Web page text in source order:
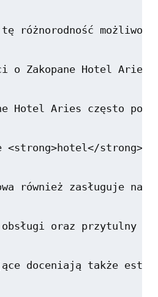
tę różnorodność
o Zakopane Hotel Aries
Hotel Aries często
<strong>hotel</strong>
również zasługuje
obsługi oraz przytulny
doceniają także